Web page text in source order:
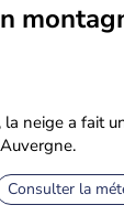
neige a fait
Consulter la